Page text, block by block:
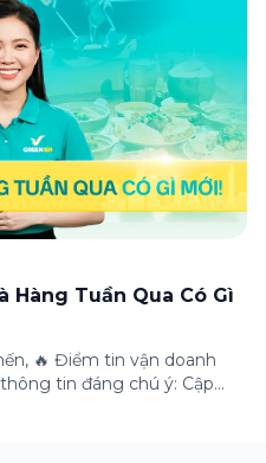
nghiệp có thể tận hưởng
Hàng Tuần Qua Có Gì
🔥 Điểm tin vận doanh
tin đáng chú ý: Cập